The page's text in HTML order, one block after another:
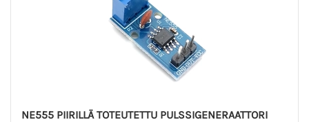
NE555 PIIRILLÄ TOTEUTETTU PULSSIGENERAATTORI